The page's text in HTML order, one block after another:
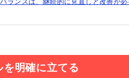
明確に立てる